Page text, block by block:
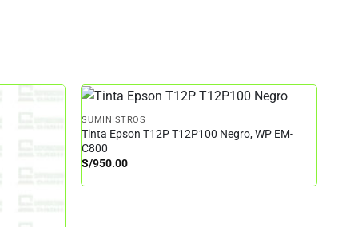
SUMINISTROS
Tinta Epson T12P T12P100 Negro, WP EM-
C800
S/950.00